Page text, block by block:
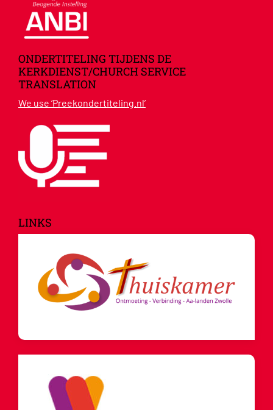
ONDERTITELING TIJDENS DE
KERKDIENST/CHURCH SERVICE
TRANSLATION
We use ‘Preekondertiteling.nl’
LINKS